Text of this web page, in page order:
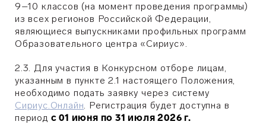
9–10 классов (на момент проведения программы)
из всех регионов Российской Федерации,
являющиеся выпускниками профильных программ
Образовательного центра «Сириус».
2.3. Для участия в Конкурсном отборе лицам,
указанным в пункте 2.1 настоящего Положения,
необходимо подать заявку через систему
Сириус.Онлайн. Регистрация будет доступна в
период с 01 июня по 31 июля 2026 г.